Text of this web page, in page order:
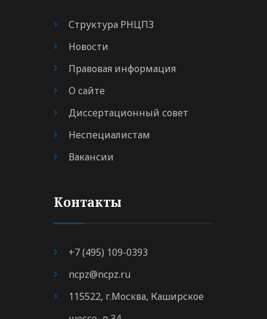
Структура РНЦПЗ
Новости
Правовая информация
О сайте
Диссертационный совет
Неспециалистам
Вакансии
Контакты
+7 (495) 109-0393
ncpz@ncpz.ru
115522, г.Москва, Каширское